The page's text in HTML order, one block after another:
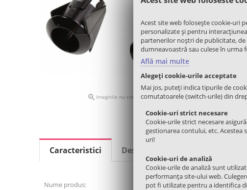
 Imaginile nu creaza obligatii contractuale
Caracteristici Descriere
Nume produs:
Buton aprindere
Acest site web folosește cookie-uri
personalizate și pentru
partenerilor noștri de publicitate, de
dumneavoastră sau culese în urma
Află mai multe
Alegeți cookie-urile acceptate
Mai jos, puteți indica tipurile de
comutatoarele (switch-urile) din
Cookie-uri strict necesare
Cookie-urile strict necesare
gestionarea contului, etc.
uri!
Cookie-uri de analiză
Cookie-urile de analiză sunt
performanța site-ului web.
pot fi utilizate pentru a identifica